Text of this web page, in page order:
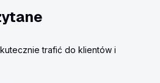
trafić do klientów i